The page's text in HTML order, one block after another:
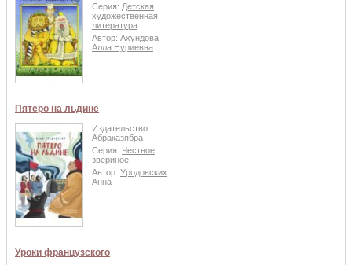
Серия: Детская
художественная
литература
Автор: Ахундова
Алла Нуриевна
Пятеро на льдине
Издательство:
Абраказябра
Серия: Честное
звериное
Автор: Уродовских
Анна
Уроки французского